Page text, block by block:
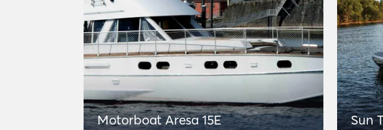
Motorboat Aresa 15E Sun